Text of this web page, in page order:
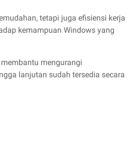
tetapi juga efisiensi kerja
kemampuan Windows yang
mengurangi
lanjutan sudah tersedia secara